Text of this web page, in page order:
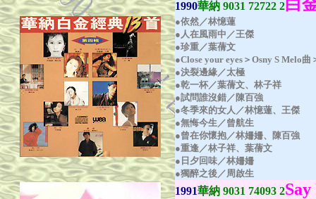
1990華納 9031 72722 2 白
●依然／林憶蓮
●人在風雨中／王傑
●珍重／葉蒨文
●Close your eyes＞Osny S Melo曲
●決裂邊緣／太極
●乾一杯／葉蒨文、林子祥
●試問誰沒錯／陳百強
●冬季來的女人／林憶蓮、王傑
●無悔今生／曾航生
●曾在你懷抱／林姍姍、陳百強
●重逢／林子祥、葉蒨文
●日夕回味／林姍姍
●獨醉之後／周啟生
1991華納 9031 74093 2